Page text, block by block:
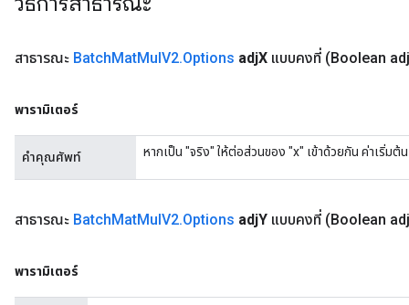
สาธารณะ BatchMatMulV2.Options adjX แบบคงที่ (Boolean adj
พารามิเตอร์
คำคุณศัพท์ หากเป็น "จริง" ให้ต่อส่วนของ "x" เข้าด้วยกัน ค่าเริ่มต้
สาธารณะ BatchMatMulV2.Options adjY แบบคงที่ (Boolean adj
พารามิเตอร์